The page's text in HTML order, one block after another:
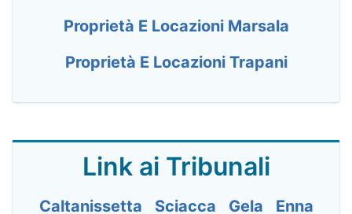
Proprietà E Locazioni Marsala
Proprietà E Locazioni Trapani
Link ai Tribunali
Caltanissetta Sciacca Gela Enna